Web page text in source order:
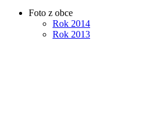
Foto z obce
Rok 2014
Rok 2013